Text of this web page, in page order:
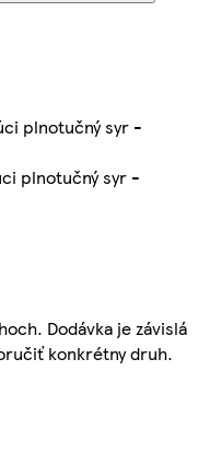
plnotučný syr -
plnotučný syr -
Dodávka je závislá
konkrétny druh.